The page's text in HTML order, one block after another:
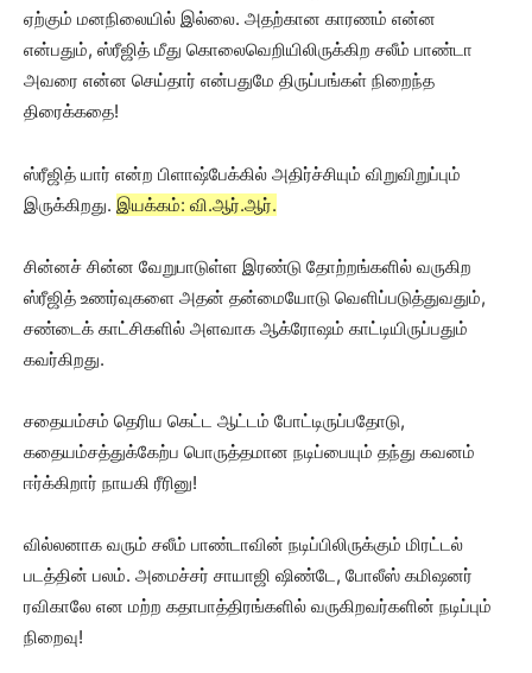
ஏற்கும் மனநிலையில் இல்லை. அதற்கான காரணம் என்ன
என்பதும், ஸ்ரீஜித் மீது கொலைவெறியிலிருக்கிற சலீம் பாண்டா
அவரை என்ன செய்தார் என்பதுமே திருப்பங்கள் நிறைந்த
திரைக்கதை!
ஸ்ரீஜித் யார் என்ற பிளாஷ்பேக்கில் அதிர்ச்சியும் விறுவிறுப்பும்
இருக்கிறது. இயக்கம்: வி.ஆர்.ஆர்.
சின்னச் சின்ன வேறுபாடுள்ள இரண்டு தோற்றங்களில் வருகிற
ஸ்ரீஜித் உணர்வுகளை அதன் தன்மையோடு வெளிப்படுத்துவதும்,
சண்டைக் காட்சிகளில் அளவாக ஆக்ரோஷம் காட்டியிருப்பதும்
கவர்கிறது.
சதையம்சம் தெரிய கெட்ட ஆட்டம் போட்டிருப்பதோடு,
கதையம்சத்துக்கேற்ப பொருத்தமான நடிப்பையும் தந்து கவனம்
ஈர்க்கிறார் நாயகி ரீரினு!
வில்லனாக வரும் சலீம் பாண்டாவின் நடிப்பிலிருக்கும் மிரட்டல்
படத்தின் பலம். அமைச்சர் சாயாஜி ஷிண்டே, போலீஸ் கமிஷனர்
ரவிகாலே என மற்ற கதாபாத்திரங்களில் வருகிறவர்களின் நடிப்பும்
நிறைவு!